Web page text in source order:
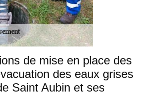
de mise en place des
des eaux grises
Saint Aubin et ses